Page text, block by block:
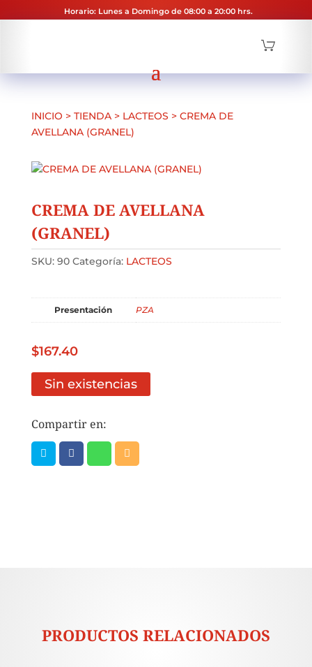
Horario: Lunes a Domingo de 08:00 a 20:00 hrs.
INICIO > TIENDA> LACTEOS > CREMA DE
AVELLANA (GRANEL)
CREMA DE AVELLANA
(GRANEL)
SKU: 90 Categoría: LACTEOS
Presentación PZA
$167.40
Sin existencias
Compartir en:
PRODUCTOS RELACIONADOS